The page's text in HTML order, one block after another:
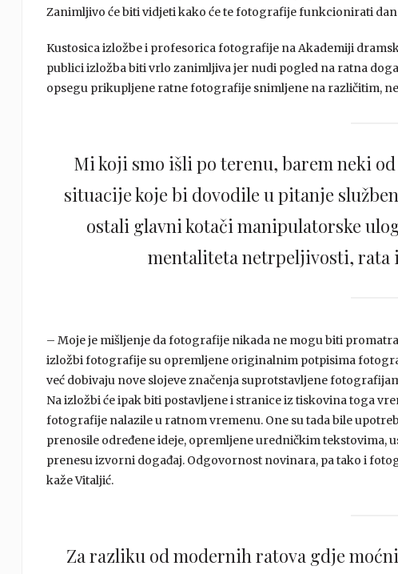
Zanimljivo će biti vidjeti kako će te fotografije funkcionirati
Kustosica izložbe i profesorica fotografije na Akademiji
publici izložba biti vrlo zanimljiva jer nudi pogled na ratna
opsegu prikupljene ratne fotografije snimljene na različitim,
Mi koji smo išli po terenu, barem neki
situacije koje bi dovodile u pitanje
ostali glavni kotači manipulatorske
mentaliteta netrpeljivosti, rata
– Moje je mišljenje da fotografije nikada ne mogu biti
izložbi fotografije su opremljene originalnim potpisima
već dobivaju nove slojeve značenja suprotstavljene
Na izložbi će ipak biti postavljene i stranice iz tiskovina toga
fotografije nalazile u ratnom vremenu. One su tada bile
prenosile određene ideje, opremljene uredničkim tekstovima,
prenesu izvorni događaj. Odgovornost novinara, pa tako i
kaže Vitaljić.
Za razliku od modernih ratova gdje